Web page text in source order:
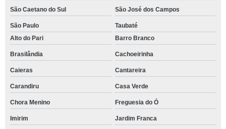
São Caetano do Sul São José dos Campos
São Paulo
Taubaté
Alto do Pari
Barro Branco
Brasilândia Cachoeirinha
Caieras Cantareira
Carandiru Casa Verde
Chora Menino Freguesia do Ó
Imirim Jardim Franca